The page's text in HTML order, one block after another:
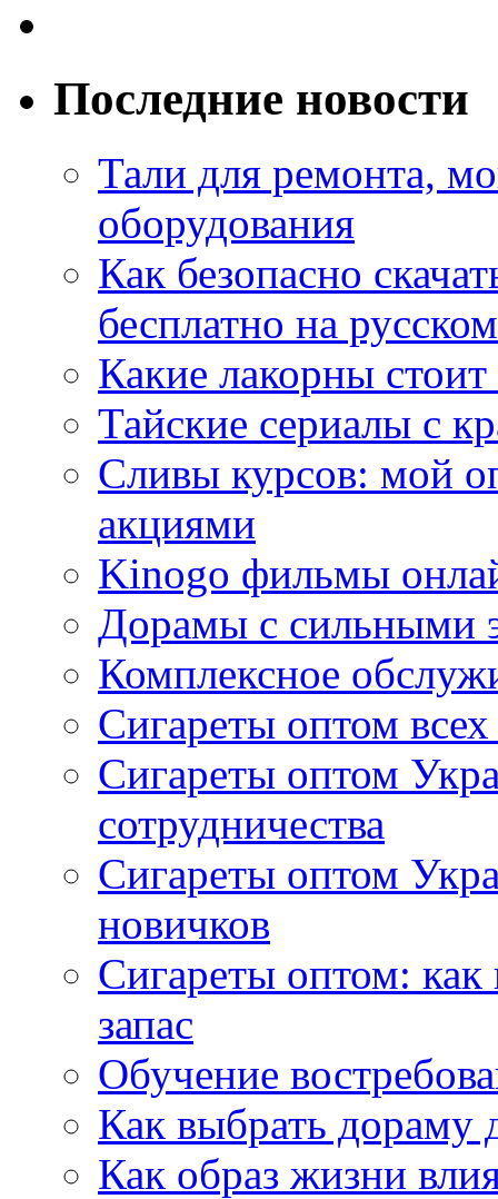
Последние новости
Тали для ремонта,
оборудования
Как безопасно
бесплатно на
Какие лакорны
Тайские сериалы с
Сливы курсов: мой
акциями
Kinogo фильмы
Дорамы с сильными
Комплексное
Сигареты оптом
Сигареты оптом
сотрудничества
Сигареты оптом
новичков
Сигареты оптом:
запас
Обучение
Как выбрать дораму
Как образ жизни